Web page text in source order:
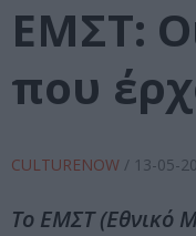
ΕΜΣΤ:
που
CULTURENOW / 13-05-
Το ΕΜΣΤ (Εθνικό